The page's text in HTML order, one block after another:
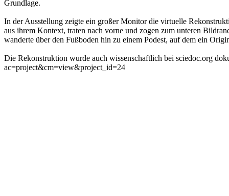
Grundlage.
In der Ausstellung zeigte ein großer Monitor die virtuelle
aus ihrem Kontext, traten nach vorne und zogen zum unteren
wanderte über den Fußboden hin zu einem Podest, auf dem ein
Die Rekonstruktion wurde auch wissenschaftlich bei sciedoc.org
ac=project&cm=view&project_id=24